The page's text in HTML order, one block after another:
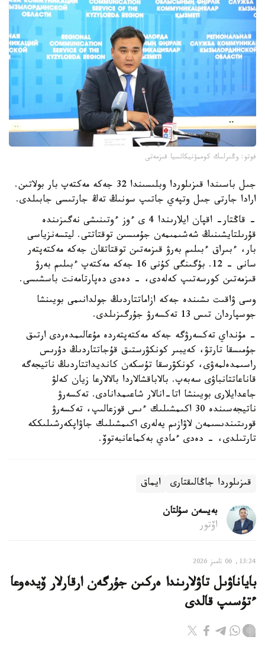
فوتو: وڭىرلىك كوممۋنيكاتسيا قىزمەتى
جىل باسىندا قىزىلوردا وبلىسىندا 32 جەكە مەكتەپ بار بولاتىن.
ارادا جارتى جىل وتپەي جاتىپ سونىڭ تەڭ جارتىسى جابىلدى.
- قاڭتار- اقپان ايلارىندا 4 ى ءوز ءوتىنىشى نەگىزىندە
قۇرىلتايشىنىڭ شەشىمىمەن جۇمىسىن توقتاتتى. ليتسەنزياسى
بار، ءبىراق ءبىلىم بەرۋ قىزمەتىن توقتاتقان جەكە مەكتەپتەر
سانى - 12. بۇگىنگى كۇنى 16 جەكە مەكتەپ ءبىلىم بەرۋ
قىزمەتىن كورسەتىپ كەلەدى، - دەدى دەپارتامەنت باسشىسى.
وسى ۋاقىت ىشىندە جەكە ازاماتتاردىڭ جولدانىمى بويىنشا
جوسپاردان تىس 13 تەكسەرۋ جۇرگىزىلدى.
- مۇنداي تەكسەرۋگە جەكە مەكتەپتەردە مۇعالىمدەردى ارتىق
جۇمىسقا تارتۋ، كەيبىر كونكۋرستىق قۇجاتتاردىڭ دۇرىس
راسىمدەلمەۋى، كونكۋرسقا تۇسكەن كانديداتتاردىڭ ناتيجەگە
قاناعاتتانباۋى سەبەپ. بالاباقشالاردا بالالارعا زيان كەلۋ
جاعدايلارى بويىنشا اتا-انالار شاعىمدانادى. تەكسەرۋ
ناتيجەسىندە 30 اكىمشىلىك ءىس قوزعالىپ، تەكسەرۋ
قورىتىندىسىمەن لاۋازىم يەلەرى اكىمشىلىك جاۋاپكەرشىلىككە
تارتىلدى، - دەدى ءمادي بەكماعانبەتوۆ.
قىزىلوردا جاڭالىقتارى ايماق
بەيسەن سۇلتان
اۆتور
13:24, 06 تامىز 2026
باياناۋىل تاۋلارىندا ەركىن جۇرگەن ارقارلار ۆيدەوعا
ءتۇسىپ قالدى